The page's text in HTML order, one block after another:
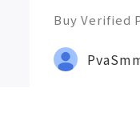
Buy Verified
g
u're